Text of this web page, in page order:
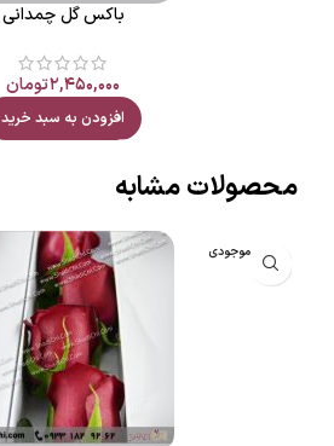
باکس گل چمدانی
۲,۴۵۰,۰۰۰تومان
افزودن به سبد خرید
محصولات مشابه
اتمام موجودی